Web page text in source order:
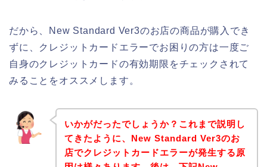
だから、New Standard Ver3のお店の商品が購入でき
ずに、クレジットカードエラーでお困りの方は一度ご
自身のクレジットカードの有効期限をチェックされて
みることをオススメします。
いかがだったでしょうか？これまで説明し
てきたように、New Standard Ver3のお
店でクレジットカードエラーが発生する原